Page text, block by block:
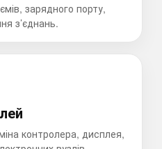
зарядного порту,
з’єднань.
контролера, дисплея,